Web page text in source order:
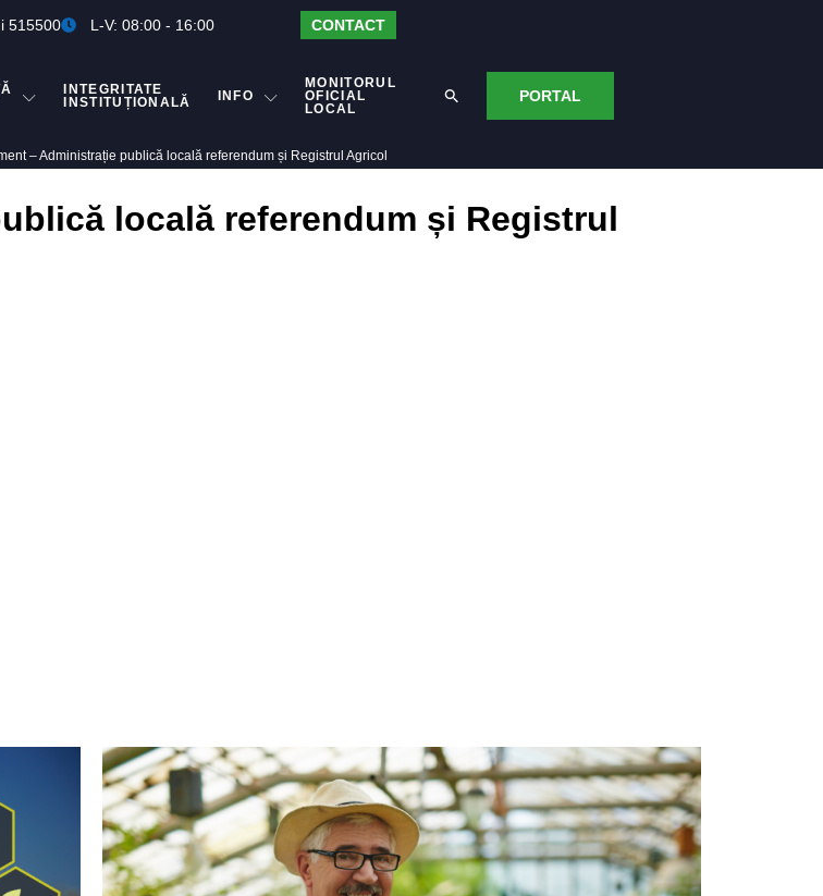
515500 L-V: 08:00 - 16:00 CONTACT
INTEGRITATE
INSTITUȚIONALĂ
INFO
MONITORUL
OFICIAL
LOCAL
PORTAL
– Administrație publică locală referendum și Registrul Agricol
locală referendum și Registrul